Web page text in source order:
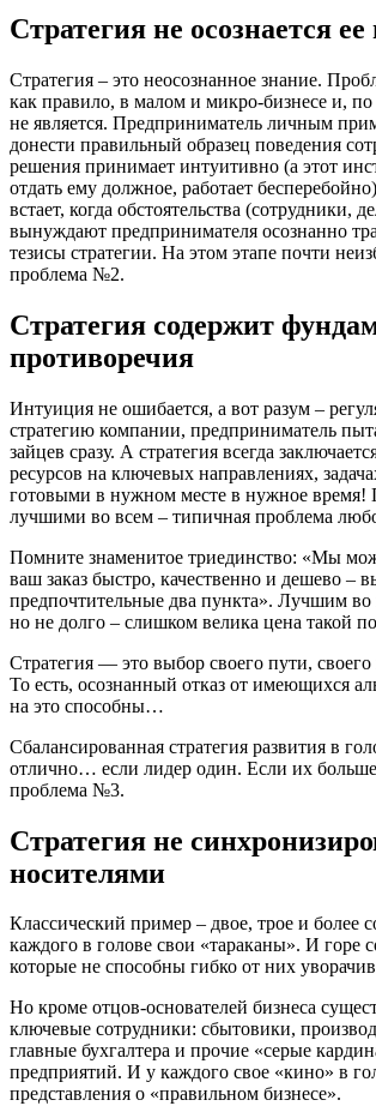
Стратегия не осознается
Стратегия – это неосознанное знание.
как правило, в малом и микро-бизнесе и,
не является. Предприниматель личным
донести правильный образец поведения
решения принимает интуитивно (а этот
отдать ему должное, работает
встает, когда обстоятельства (сотрудники,
вынуждают предпринимателя осознанно
тезисы стратегии. На этом этапе почти
проблема №2.
Стратегия содержит
противоречия
Интуиция не ошибается, а вот разум –
стратегию компании, предприниматель
зайцев сразу. А стратегия всегда
ресурсов на ключевых направлениях,
готовыми в нужном месте в нужное время!
лучшими во всем – типичная проблема
Помните знаменитое триединство: «Мы
ваш заказ быстро, качественно и дешево –
предпочтительные два пункта». Лучшим
но не долго – слишком велика цена такой
Стратегия — это выбор своего пути,
То есть, осознанный отказ от имеющихся
на это способны…
Сбалансированная стратегия развития в
отлично… если лидер один. Если их
проблема №3.
Стратегия не
носителями
Классический пример – двое, трое и более
каждого в голове свои «тараканы». И горе
которые не способны гибко от них
Но кроме отцов-основателей бизнеса
ключевые сотрудники: сбытовики,
главные бухгалтера и прочие «серые
предприятий. И у каждого свое «кино» в
представления о «правильном бизнесе».